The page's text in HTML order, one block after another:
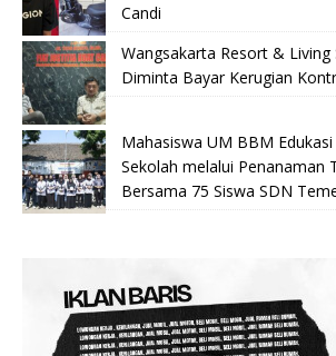
Candi
Wangsakarta Resort & Living
Diminta Bayar Kerugian
Mahasiswa UM BBM
Sekolah melalui Penanaman
Bersama 75 Siswa SDN